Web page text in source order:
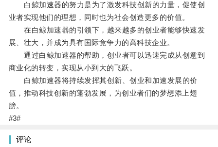
白鲸加速器的努力是为了激发科技创新的力量，促使创
业者实现他们的理想，同时也为社会创造更多的价值。
在白鲸加速器的引领下，越来越多的创业者能够快速发
展、壮大，并成为具有国际竞争力的高科技企业。
通过白鲸加速器的帮助，创业者可以迅速完成从创意到
商业化的转变，实现从小到大的飞跃。
白鲸加速器将持续发挥其创新、创业和加速发展的价
值，推动科技创新的蓬勃发展，为创业者们的梦想添上翅
膀。
#3#
评论